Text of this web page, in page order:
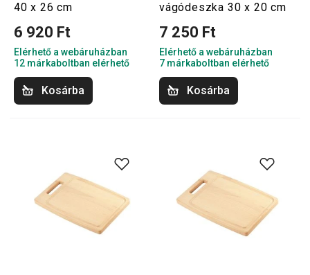
40 x 26 cm
6 920 Ft
Elérhető a webáruházban
12 márkaboltban elérhető
Kosárba
vágódeszka 30 x 20 cm
7 250 Ft
Elérhető a webáruházban
7 márkaboltban elérhető
Kosárba